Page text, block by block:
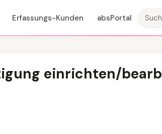
Erfassungs-Kunden absPortal
einrichten/